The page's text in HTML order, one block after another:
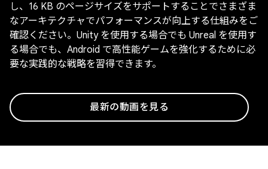
し、16 KB のページサイズをサポートすることでさまざま
なアーキテクチャでパフォーマンスが向上する仕組みをご
確認ください。Unity を使用する場合でも Unreal を使用す
る場合でも、Android で高性能ゲームを強化するために必
要な実践的な戦略を習得できます。
最新の動画を見る